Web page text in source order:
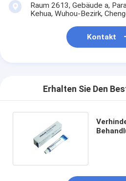
Raum 2613, Gebäude a,
Kehua, Wuhou-Bezirk,
Kontakt
Erhalten Sie Den